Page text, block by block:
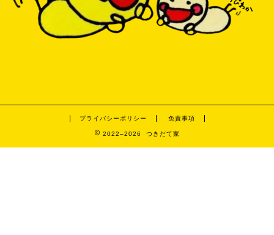
プライバシーポリシー 免責事項
2022–2026 つきだて家